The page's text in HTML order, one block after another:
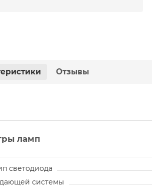
Отзывы
ламп
светодиода
системы